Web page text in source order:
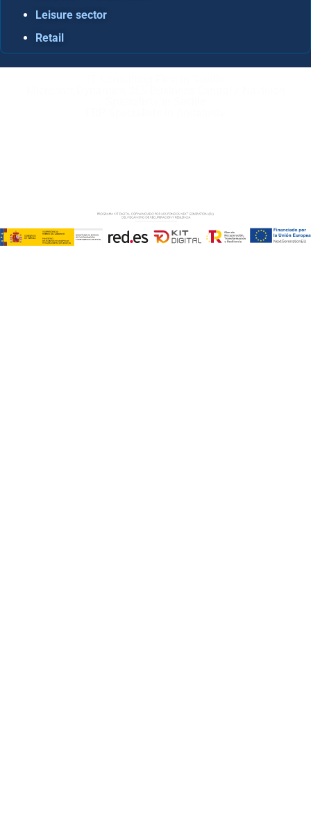
Leisure sector
Retail